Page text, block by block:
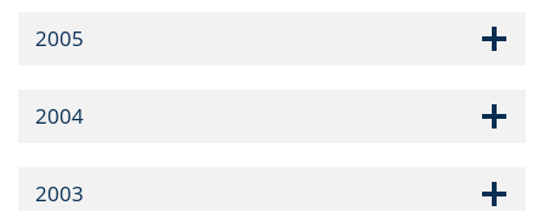
2005
2004
2003